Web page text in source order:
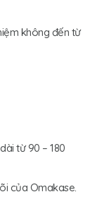
không đến từ
từ 90 – 180
của Omakase.